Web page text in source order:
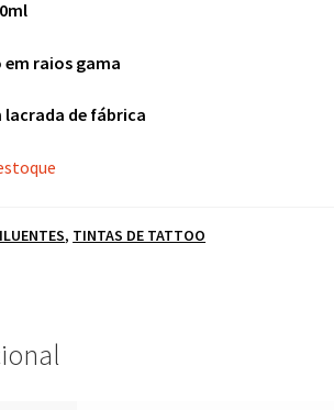
raios gama
lacrada de fábrica
, TINTAS DE TATTOO